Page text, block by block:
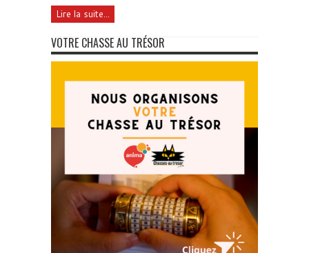
Lire la suite...
VOTRE CHASSE AU TRÉSOR